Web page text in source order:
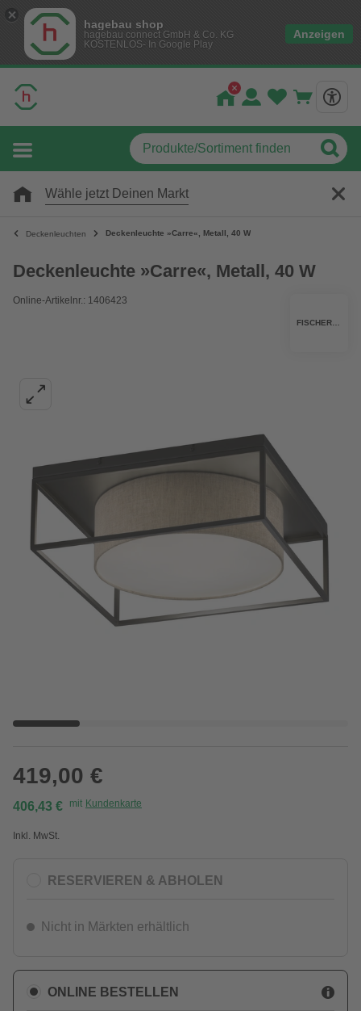
hagebau shop
hagebau connect GmbH & Co. KG
KOSTENLOS- In Google Play
Anzeigen
Wähle jetzt Deinen Markt
Deckenleuchten Deckenleuchte »Carre«, Metall, 40 W
Deckenleuchte »Carre«, Metall, 40 W
Online-Artikelnr.: 1406423
419,00 €
406,43 € mit Kundenkarte
Inkl. MwSt.
RESERVIEREN & ABHOLEN
Nicht in Märkten erhältlich
ONLINE BESTELLEN